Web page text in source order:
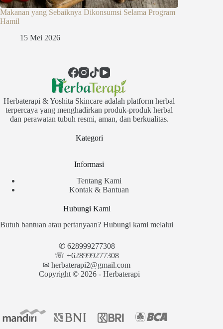
Makanan yang Sebaiknya Dikonsumsi Selama Program
Hamil
15 Mei 2026
Herbaterapi & Yoshita Skincare adalah platform herbal
terpercaya yang menghadirkan produk-produk herbal
dan perawatan tubuh resmi, aman, dan berkualitas.
Kategori
Informasi
Tentang Kami
Kontak & Bantuan
Hubungi Kami
Butuh bantuan atau pertanyaan? Hubungi kami melalui
✆ 628999277308
☏ +628999277308
✉︎ herbaterapi2@gmail.com
Copyright © 2026 - Herbaterapi